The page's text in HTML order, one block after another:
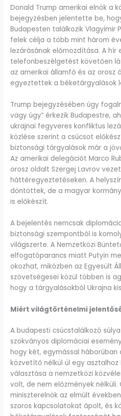
Donald Trump amerikai elnök a
bejegyzésben jelentette be,
Budapesten találkozik Vlagyimir
felek célja a több mint három
lezárásának előmozdítása. A hír
telefonbeszélgetést követően
az amerikai államfő és az orosz
egyeztettek a béketárgyalások
Trump bejegyzésében úgy
vagy úgy” érkezik Budapestre,
ukrajnai fegyveres konfliktus
közlése szerint a csúcsot
biztonsági tárgyalások már a
Az amerikai delegációt Marco
orosz oldalt Szergej Lavrov
háttéregyeztetéseken. A
döntöttek, de a magyar
is előkészít.
A bejelentés nemcsak
biztonsági szempontból is
világszerte. A Nemzetközi
elfogatóparancs miatt Putyin
okozhat, miközben az Egyesült
szövetségesei közül többen is
hogy a tárgyalásokból Ukrajna
Miért világtörténelmi
A budapesti csúcstalálkozó
szokványos diplomáciai
hogy két, egymással
közvetítő nélkül ül egy asztalhoz
választása a nemzetközi
volt, de nem előzmények nélküli.
miniszterelnök az elmúlt
szoros kapcsolatokat ápolt, és